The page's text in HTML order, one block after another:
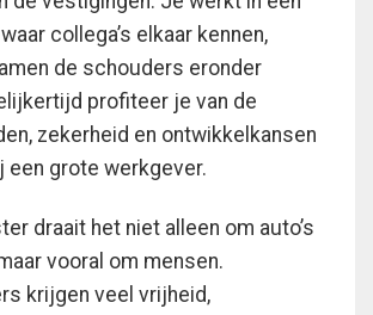
collega’s elkaar kennen,
de schouders eronder
profiteer je van de
zekerheid en ontwikkelkansen
een grote werkgever.
draait het niet alleen om auto’s
vooral om mensen.
krijgen veel vrijheid,